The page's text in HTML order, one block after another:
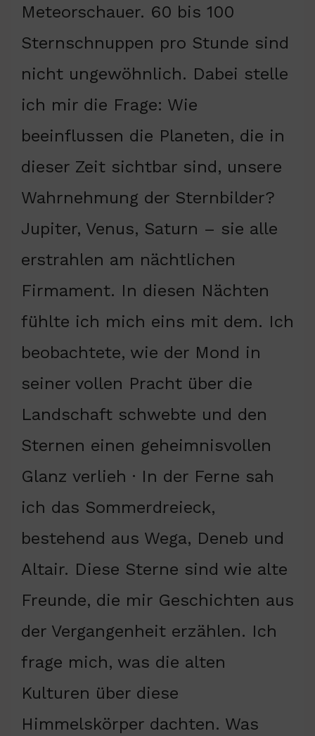
Meteorschauer. 60 bis 100
Sternschnuppen pro Stunde sind
nicht ungewöhnlich. Dabei stelle
ich mir die Frage: Wie
beeinflussen die Planeten, die in
dieser Zeit sichtbar sind, unsere
Wahrnehmung der Sternbilder?
Jupiter, Venus, Saturn – sie alle
erstrahlen am nächtlichen
Firmament. In diesen Nächten
fühlte ich mich eins mit dem. Ich
beobachtete, wie der Mond in
seiner vollen Pracht über die
Landschaft schwebte und den
Sternen einen geheimnisvollen
Glanz verlieh · In der Ferne sah
ich das Sommerdreieck,
bestehend aus Wega, Deneb und
Altair. Diese Sterne sind wie alte
Freunde, die mir Geschichten aus
der Vergangenheit erzählen. Ich
frage mich, was die alten
Kulturen über diese
Himmelskörper dachten. Was